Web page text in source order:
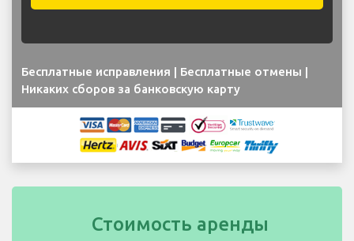
Бесплатные исправления | Бесплатные отмены |
Никаких сборов за банковскую карту
Стоимость аренды